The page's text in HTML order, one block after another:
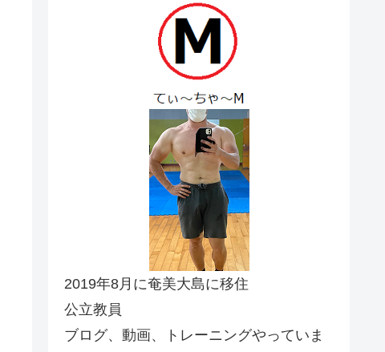
2019年8月に奄美大島に移住
公立教員
ブログ、動画、トレーニングやっていま